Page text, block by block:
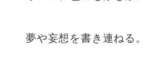
夢や妄想を書き連ねる。